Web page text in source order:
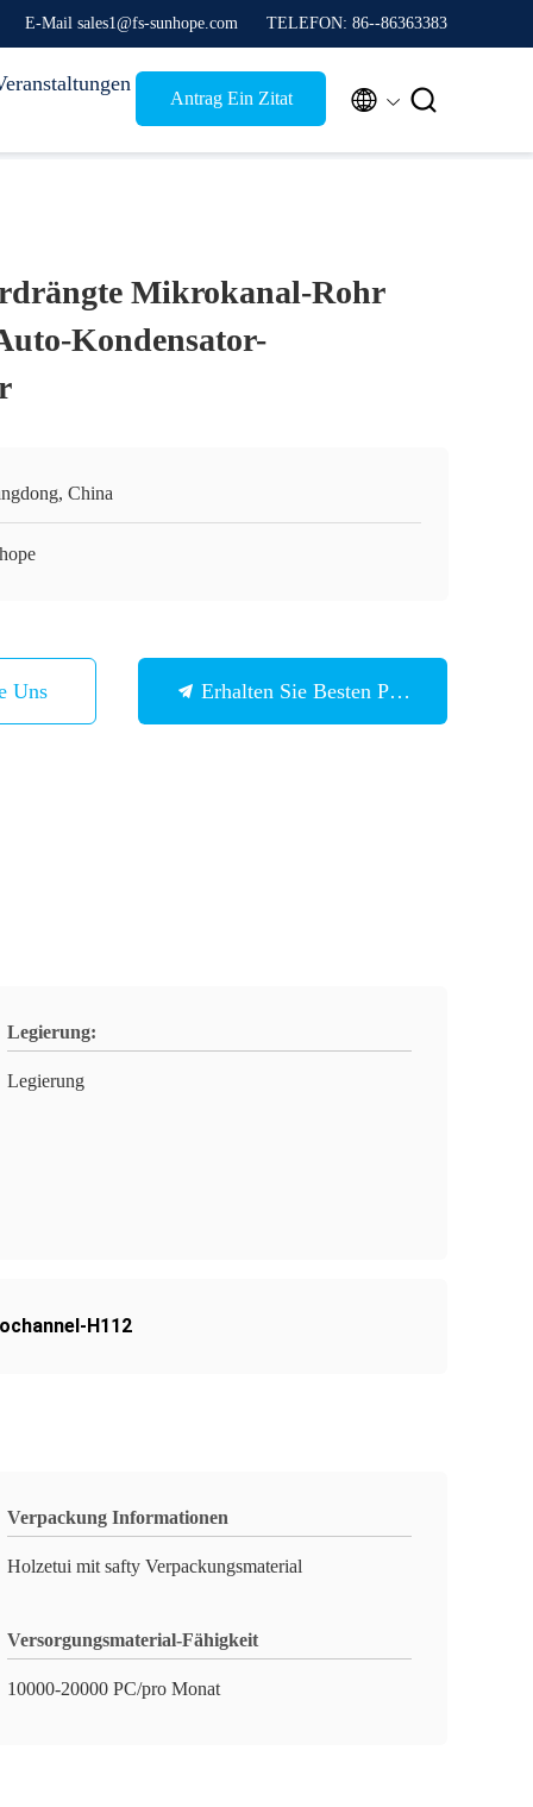
E-Mail sales1@fs-sunhope.com TELEFON: 86--86363383
Antrag Ein Zitat  
Mikrokanal-Rohr
Kondensator-
China
Uns Erhalten Sie Besten Preis
Legierung:
Legierung
H112
Verpackung Informationen
Holzetui mit safty Verpackungsmaterial
Versorgungsmaterial-Fähigkeit
10000-20000 PC/pro Monat